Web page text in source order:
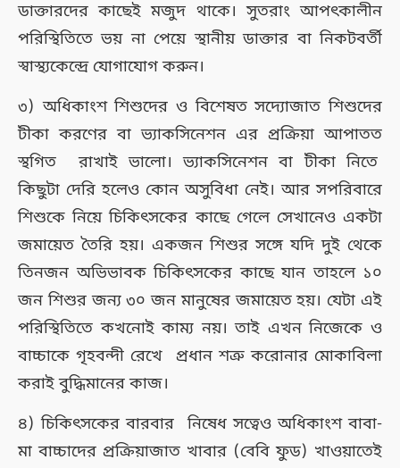
ডাক্তারদের কাছেই মজুদ থাকে। সুতরাং আপৎকালীন
পরিস্থিতিতে ভয় না পেয়ে স্থানীয় ডাক্তার বা নিকটবর্তী
স্বাস্থ্যকেন্দ্রে যোগাযোগ করুন।
৩) অধিকাংশ শিশুদের ও বিশেষত সদ্যোজাত শিশুদের
টীকা করণের বা ভ্যাকসিনেশন এর প্রক্রিয়া আপাতত
স্থগিত রাখাই ভালো। ভ্যাকসিনেশন বা টীকা নিতে
কিছুটা দেরি হলেও কোন অসুবিধা নেই। আর সপরিবারে
শিশুকে নিয়ে চিকিৎসকের কাছে গেলে সেখানেও একটা
জমায়েত তৈরি হয়। একজন শিশুর সঙ্গে যদি দুই থেকে
তিনজন অভিভাবক চিকিৎসকের কাছে যান তাহলে ১০
জন শিশুর জন্য ৩০ জন মানুষের জমায়েত হয়। যেটা এই
পরিস্থিতিতে কখনোই কাম্য নয়। তাই এখন নিজেকে ও
বাচ্চাকে গৃহবন্দী রেখে প্রধান শত্রু করোনার মোকাবিলা
করাই বুদ্ধিমানের কাজ।
৪) চিকিৎসকের বারবার নিষেধ সত্বেও অধিকাংশ বাবা-
মা বাচ্চাদের প্রক্রিয়াজাত খাবার (বেবি ফুড) খাওয়াতেই